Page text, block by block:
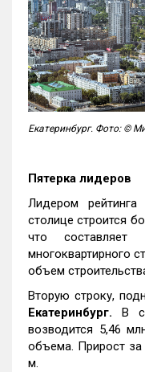
Екатеринбург. Фото: ©
Пятерка лидеров
Лидером рейтинга
столице строится
что
многоквартирного
объем
Вторую строку,
Екатеринбург. В
возводится 5,46
объема. Прирост за
м.